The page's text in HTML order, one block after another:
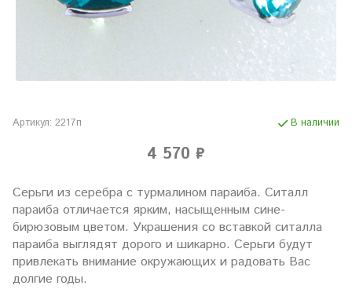
Артикул: 2217п В наличии
4 570 ₽
Серьги из серебра с турмалином параиба. Ситалл
параиба отличается ярким, насыщенным сине-
бирюзовым цветом. Украшения со вставкой ситалла
параиба выглядят дорого и шикарно. Серьги будут
привлекать внимание окружающих и радовать Вас
долгие годы.